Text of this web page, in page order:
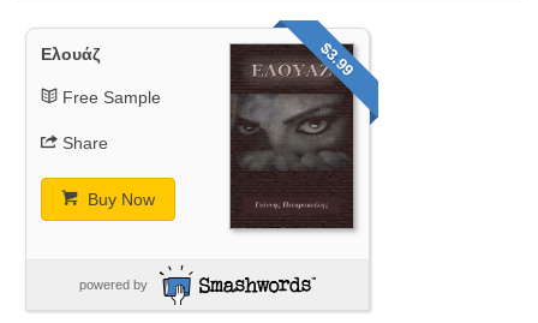
$3.99
Ελουάζ
Free Sample
Share
Buy Now
powered by